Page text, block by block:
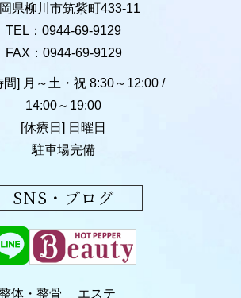
県柳川市筑紫町433-11
TEL：0944-69-9129
FAX：0944-69-9129
間] 月～土・祝 8:30～12:00 /
14:00～19:00
[休療日] 日曜日
駐車場完備
SNS・ブログ
体・整骨 エステ